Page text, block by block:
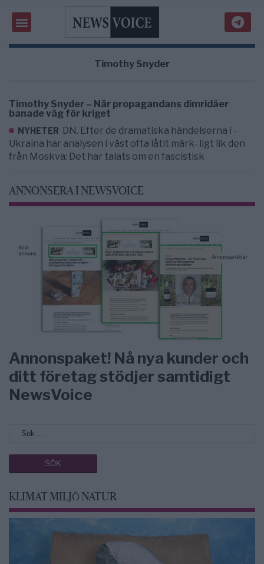
Timothy Snyder
Timothy Snyder – När propagandans dimridåer
banade väg för kriget
NYHETER DN. Efter de dramatiska händelserna i ­
Ukraina har analysen i väst ofta låtit märk- ligt lik den
från Moskva: Det har talats om en fascistisk
ANNONSERA I NEWSVOICE
Annonspaket! Nå nya kunder och
ditt företag stödjer samtidigt
NewsVoice
KLIMAT MILJÖ NATUR